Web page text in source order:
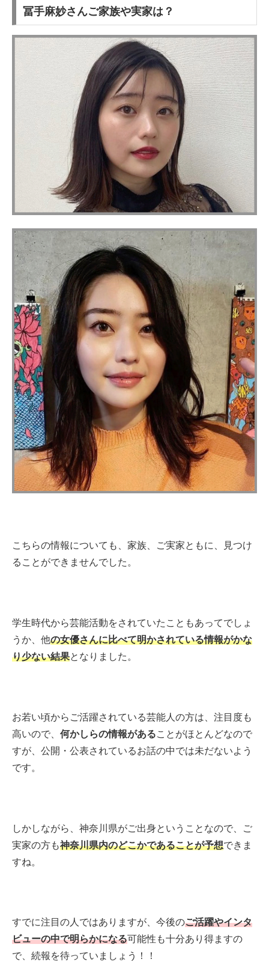
冨手麻妙さんご家族や実家は？
こちらの情報についても、家族、ご実家ともに、見つけ
ることができませんでした。
学生時代から芸能活動をされていたこともあってでしょ
うか、他の女優さんに比べて明かされている情報がかな
り少ない結果となりました。
お若い頃からご活躍されている芸能人の方は、注目度も
高いので、 何かしらの情報があることがほとんどなので
すが、公開・公表されているお話の中では未だないよう
です。
しかしながら、神奈川県がご出身ということなので、ご
実家の方も神奈川県内のどこかであることが予想できま
すね。
すでに注目の人ではありますが、今後のご活躍やインタ
ビューの中で明らかになる可能性も十分あり得ますの
で、続報を待っていましょう！！